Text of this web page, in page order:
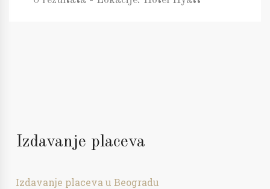
Izdavanje placeva
Izdavanje placeva u Beogradu